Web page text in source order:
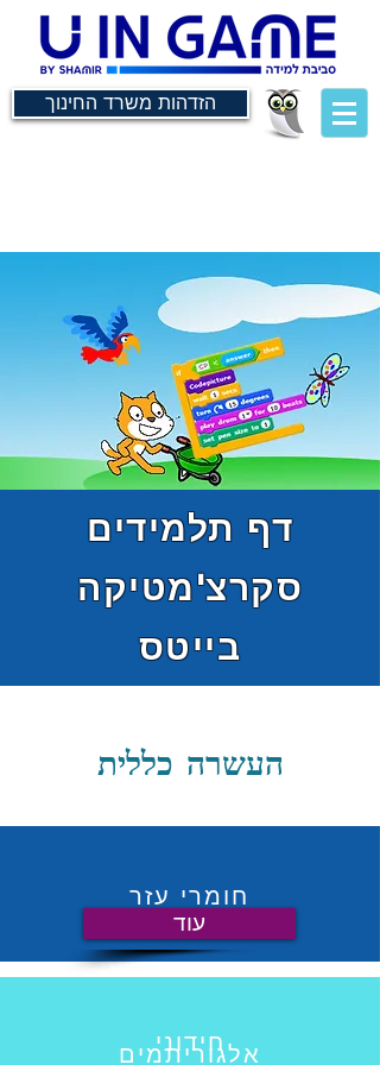
הזדהות משרד החינוך
דף תלמידים
סקרצ'מטיקה
בייטס
העשרה כללית
חומרי עזר
עוד
חידוני
אלגוריתמים